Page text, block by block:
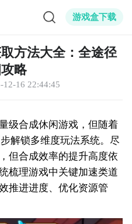
游戏盒下载
方法大全：全途径
略
12-16 22:44:45
级合成休闲游戏，但随着
解锁多维度玩法系统。尽
但合成效率的提升高度依
梳理游戏中关键加速类道
推进进度、优化资源管